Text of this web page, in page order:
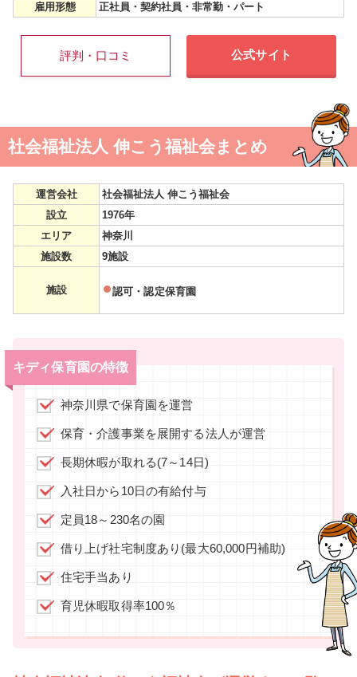
雇用形態
正社員・契約社員・非常勤・パート
評判・口コミ 公式サイト
社会福祉法人 伸こう福祉会まとめ
運営会社
社会福祉法人 伸こう福祉会
設立
1976年
エリア
神奈川
施設数
9施設
施設 認可・認定保育園
キディ保育園の特徴
神奈川県で保育園を運営
保育・介護事業を展開する法人が運営
長期休暇が取れる(7～14日)
入社日から10日の有給付与
定員18～230名の園
借り上げ社宅制度あり(最大60,000円補助)
住宅手当あり
育児休暇取得率100％